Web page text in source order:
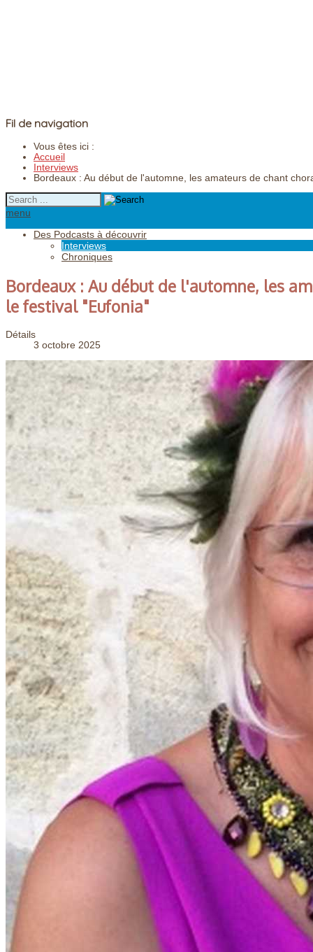
Fil de navigation
Vous êtes ici :
Accueil
Interviews
Bordeaux : Au début de l'automne, les amateurs de chant
menu
Des Podcasts à découvrir
Interviews
Chroniques
Bordeaux : Au début de l'automne, les
le festival "Eufonia"
Détails
3 octobre 2025